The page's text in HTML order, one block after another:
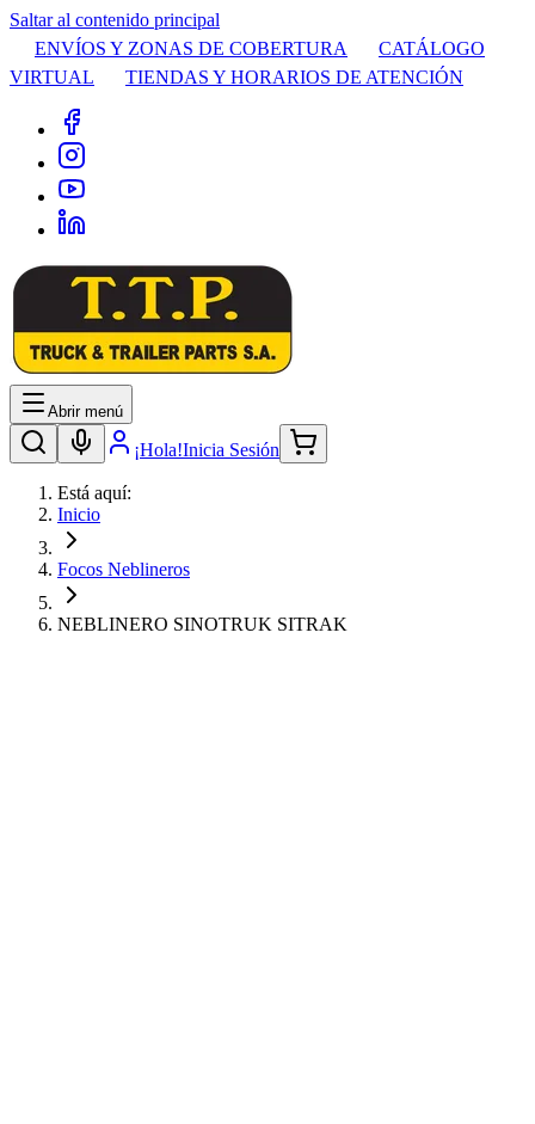
Saltar al contenido principal
ENVÍOS Y ZONAS DE COBERTURA
CATÁLOGO
VIRTUAL
TIENDAS Y HORARIOS DE ATENCIÓN
Abrir menú
¡Hola!Inicia Sesión
Está aquí:
Inicio
Focos Neblineros
NEBLINERO SINOTRUK SITRAK